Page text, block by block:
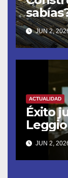
JUN 2,
ACTUALIDAD
Éxito
JUN 2,